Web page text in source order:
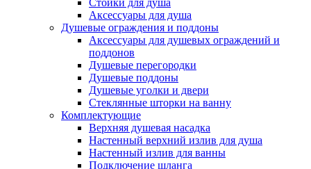
Стойки для душа
Аксессуары для душа
Душевые ограждения и поддоны
Аксессуары для душевых ограждений и
поддонов
Душевые перегородки
Душевые поддоны
Душевые уголки и двери
Стеклянные шторки на ванну
Комплектующие
Верхняя душевая насадка
Настенный верхний излив для душа
Настенный излив для ванны
Подключение шланга